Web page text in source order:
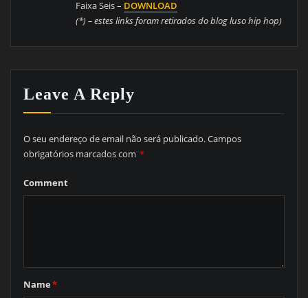
Faixa Seis – DOWNLOAD
(*) – estes links foram retirados do blog luso hip hop)
Leave A Reply
O seu endereço de email não será publicado.Campos
obrigatórios marcados com *
Comment
Name*